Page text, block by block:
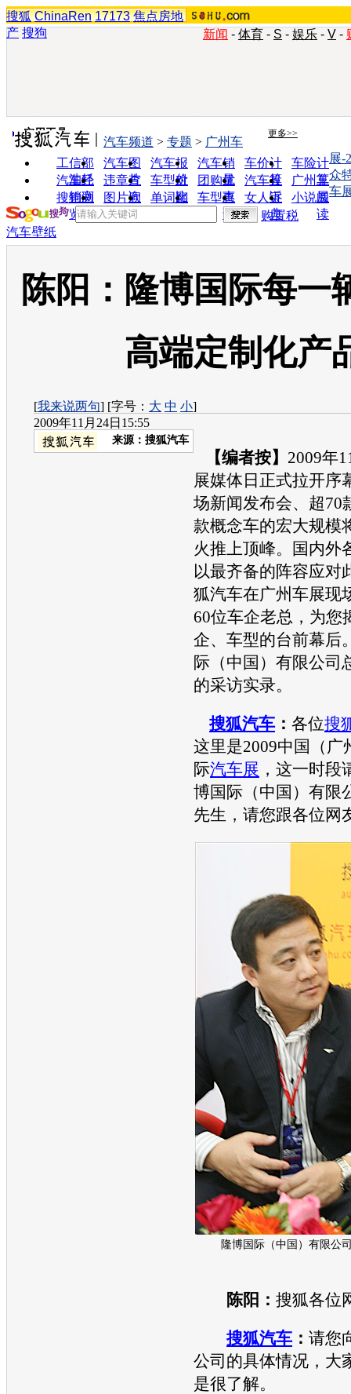
搜狐 ChinaRen 17173 焦点房地
产 搜狗 新闻 - 体育 - S - 娱乐 - V -
实用工具 更多>>
工信部
油耗
汽车图
片
汽车报
价
汽车销
量
车价计
算
车险计
算
汽车经
销商
违章查
询
车型对
比
团购优
惠
汽车投
诉
广州车
展
搜狗浏
览器
图片欣
赏
单词翻
车型查
询
女人宝
典
小说阅
读
汽车频道 > 专题 > 广州车
展-
众
车
购置税
汽车壁纸
陈阳：隆博国际每一
高端定制化产
[我来说两句] [字号： 大 中 小]
2009年11月24日15:55
来源： 搜狐汽车
【编者按】 2009年
展媒体日正式拉开序
场新闻发布会、超70
款概念车的宏大规模
火推上顶峰。国内外
以最齐备的阵容应对
狐汽车在广州车展现
60位车企老总，为您
企、车型的台前幕后
际（中国）有限公司
的采访实录。
搜狐汽车 ： 各位搜
这里是2009中国（广
际汽车展 ，这一时段
博国际（中国）有限
先生，请您跟各位网
隆博国际（中国）有限公
陈阳： 搜狐各位
搜狐汽车 ： 请您
公司的具体情况，大
是很了解。